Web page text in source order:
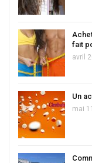
fait
avril
Un
mai